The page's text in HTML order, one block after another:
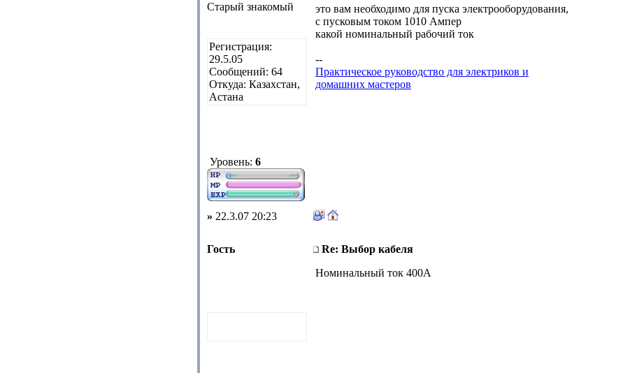
Старый знакомый
Регистрация:
29.5.05
Сообщений: 64
Откуда: Казахстан,
Астана
Уровень: 6
это вам необходимо для пуска электрооборудования,
с пусковым током 1010 Ампер
какой номинальный рабочий ток
--
Практическое руководство для электриков и
домашних мастеров
» 22.3.07 20:23
Гость
Re: Выбор кабеля
Номинальный ток 400А